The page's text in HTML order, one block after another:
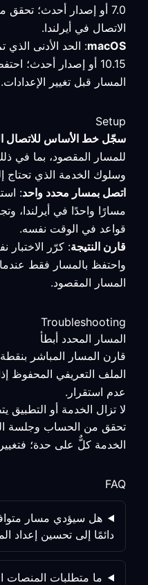
7.0 أو إصدار أحدث؛
الاتصال في أيرلندا.
macOS
10.15 أو إصدار أحدث؛
المسار قبل تغيير الإعدادات.
Setup
سجّل خط الأساس للاتصال
للمسار المقصود، بما في
وسلوك الخدمة الذي تحتاج
اتصل بمسار محدد واحد:
مسارًا واحدًا في أيرلندا،
قواعد في الوقت نفسه.
قارن النتيجة: كرّر
واحتفظ بالمسار فقط عندما
المسار المقصود.
Troubleshooting
المسار المحدد أبطأ
قارن المسار المباشر
الملف التعريفي المحفوظ
عدم استقرار.
لا تزال الخدمة أو التطبيق
الخدمة كلٌّ على حدة؛
FAQ
دائمًا إلى تحسين إعداد
ما متطلبات المنصات